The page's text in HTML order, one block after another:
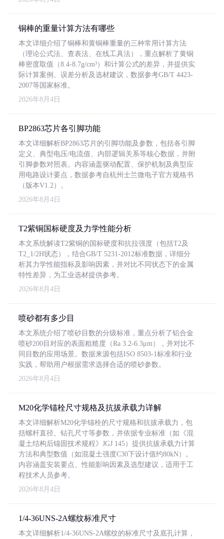
铜棒的重量计算方法有哪些
本文详细介绍了铜棒和黄铜棒重量的三种常用计算方法
（理论公式法、查表法、在线工具法），重点解析了黄铜
棒密度取值（8.4-8.7g/cm³）和计算公式的差异，并提供实
际计算案例、误差分析及选材建议，数据参考GB/T 4423-
2007等国家标准。
2026年8月4日
BP2863芯片各引脚功能
本文详细解析BP2863芯片的引脚功能及参数，包括各引脚
定义、典型电压/电流值、内部逻辑关系等核心数据，并附
引脚参数对照表。内容涵盖驱动配置、保护机制及典型应
用电路设计要点，数据参考自杭州士兰微电子官方规格书
（版本V1.2）。
2026年8月4日
T2紫铜国标硬度及力学性能分析
本文系统解读T2紫铜的国标硬度和抗拉强度（包括T2及
T2_1/2H状态），结合GB/T 5231-2012标准数据，详细分
析其力学性能指标及影响因素，并对比不同状态下的金属
特性差异，为工业选材提供参考。
2026年8月4日
喷砂都有多少目
本文系统介绍了喷砂目数的分级标准，重点分析了铝合金
喷砂200目对应的表面粗糙度（Ra 3.2-6.3μm），并对比不
同目数的应用场景。数据来源包括ISO 8503-1标准和行业
实践，帮助用户根据需求选择合适的喷砂参数。
2026年8月4日
M20化学锚栓尺寸规格及抗拔承载力详解
本文详细解析M20化学锚栓的尺寸规格和抗拔承载力，包
括螺杆直径、钻孔尺寸等参数，并依据专业标准（如《混
凝土结构后锚固技术规程》JGJ 145）提供抗拔承载力计算
方法和典型数值（如混凝土强度C30下设计值约80kN）。
内容涵盖安装要点、性能影响因素及选型建议，适用于工
程技术人员参考。
2026年8月4日
1/4-36UNS-2A螺纹标准尺寸
本文详细解析1/4-36UNS-2A螺纹的标准尺寸及底孔计算，